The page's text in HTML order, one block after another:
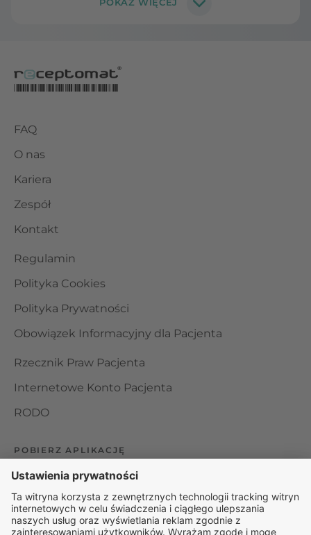
FAQ
O nas
Kariera
Zespół
Kontakt
Regulamin
Polityka Cookies
Polityka Prywatności
Obowiązek Informacyjny dla Pacjenta
Rzecznik Praw Pacjenta
Internetowe Konto Pacjenta
RODO
POBIERZ APLIKACJĘ
Organizator udzielania świadczeń telemedycznych jest